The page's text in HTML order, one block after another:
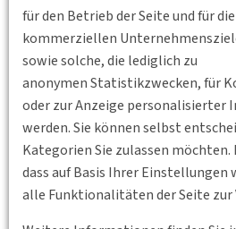
für den Betrieb der Seite und für
kommerziellen
sowie solche, die lediglich zu
anonymen Statistikzwecken, für
oder zur Anzeige personalisierter
werden. Sie können selbst
Kategorien Sie zulassen
dass auf Basis Ihrer
alle Funktionalitäten der Seite zur
21.06.2012
Erstellt vonHGS
Die Faculty of Management and
Services der Universität
Department of Transport der
Economics laden für den 24.
ein nach Szczecin zur Euro-
steht unter dem Motto